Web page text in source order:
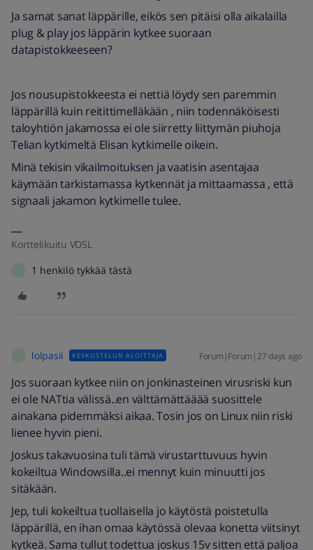
Ja samat sanat läppärille, eikös sen pitäisi olla aikalailla
plug & play jos läppärin kytkee suoraan
datapistokkeeseen?
Jos nousupistokkeesta ei nettiä löydy sen paremmin
läppärillä kuin reitittimelläkään , niin todennäköisesti
taloyhtiön jakamossa ei ole siirretty liittymän piuhoja
Telian kytkimeltä Elisan kytkimelle oikein.
Minä tekisin vikailmoituksen ja vaatisin asentajaa
käymään tarkistamassa kytkennät ja mittaamassa , että
signaali jakamon kytkimelle tulee.
Korttelikuitu VDSL
1 henkilö tykkää tästä
lolpasii KESKUSTELUN ALOITTAJA Forum|Forum|27 days ago
Jos suoraan kytkee niin on jonkinasteinen virusriski kun
ei ole NATtia välissä..en välttämättääää suosittele
ainakana pidemmäksi aikaa. Tosin jos on Linux niin riski
lienee hyvin pieni.
Joskus takavuosina tuli tämä virustarttuvuus hyvin
kokeiltua Windowsilla..ei mennyt kuin minuutti jos
sitäkään.
Jep, tuli kokeiltua tuollaisella jo käytöstä poistetulla
läppärillä, en ihan omaa käytössä olevaa konetta viitsinyt
kytkeä. Sama tullut todettua joskus 15v sitten että paljoa